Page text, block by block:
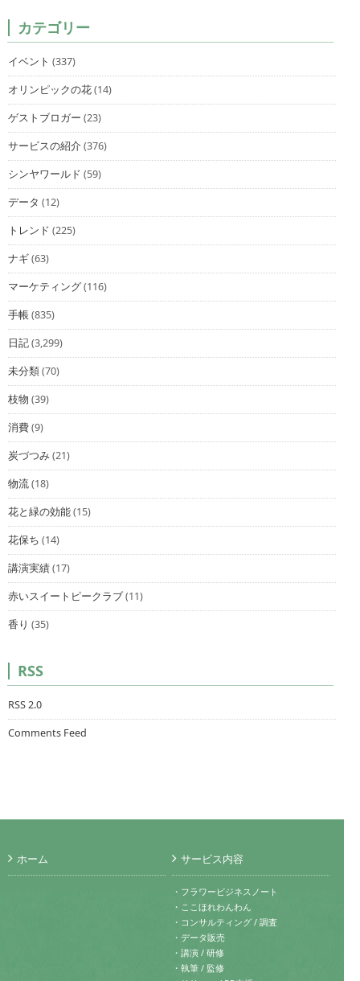
カテゴリー
イベント (337)
オリンピックの花(14)
ゲストブロガー (23)
サービスの紹介(376)
シンヤワールド (59)
データ (12)
トレンド (225)
ナギ(63)
マーケティング(116)
手帳(835)
日記(3,299)
未分類(70)
枝物 (39)
消費(9)
炭づつみ(21)
物流(18)
花と緑の効能(15)
花保ち (14)
講演実績(17)
赤いスイートピークラブ(11)
香り (35)
RSS
RSS 2.0
Comments Feed
ホーム サービス内容
・フラワービジネスノート
・ここほれわんわん
・コンサルティング / 調査
・データ販売
・講演 / 研修
・執筆 / 監修